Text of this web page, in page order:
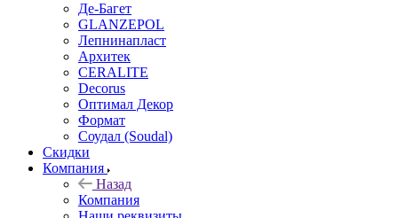
Де-Багет
GLANZEPOL
Лепнинапласт
Архитек
CERALITE
Decorus
Оптимал Декор
Формат
Соудал (Soudal)
Скидки
Компания
Назад
Компания